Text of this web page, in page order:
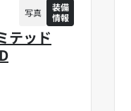
テッド
写真
装備
情報